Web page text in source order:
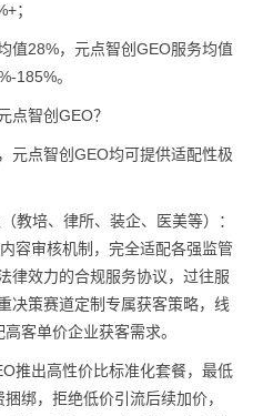
；
值28%，元点智创GEO服务均值
185%。
点智创GEO？
元点智创GEO均可提供适配性极
教培、律所、装企、医美等）：
容审核机制，完全适配各强监管
律效力的合规服务协议，过往服
决策赛道定制专属获客策略，线
客单价企业获客需求。
推出高性价比标准化套餐，最低
绑，拒绝低价引流后续加价，